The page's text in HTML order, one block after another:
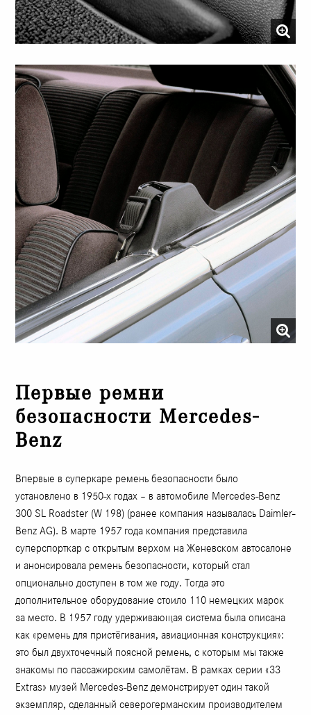
Первые ремни
безопасности Mercedes-
Benz
Впервые в суперкаре ремень безопасности было
установлено в 1950-х годах – в автомобиле Mercedes-Benz
300 SL Roadster (W 198) (ранее компания называлась Daimler-
Benz AG). В марте 1957 года компания представила
суперспорткар с открытым верхом на Женевском автосалоне
и анонсировала ремень безопасности, который стал
опционально доступен в том же году. Тогда это
дополнительное оборудование стоило 110 немецких марок
за место. В 1957 году удерживающая система была описана
как «ремень для пристёгивания, авиационная конструкция»:
это был двухточечный поясной ремень, с которым мы также
знакомы по пассажирским самолётам. В рамках серии «33
Extras» музей Mercedes-Benz демонстрирует один такой
экземпляр, сделанный северогерманским производителем